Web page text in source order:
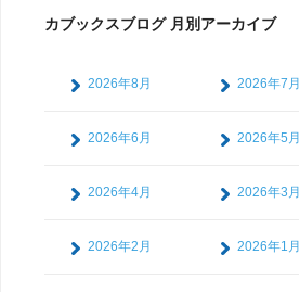
カブックスブログ 月別アーカイブ
2026年8月 2026年7月
2026年6月 2026年5月
2026年4月 2026年3月
2026年2月 2026年1月